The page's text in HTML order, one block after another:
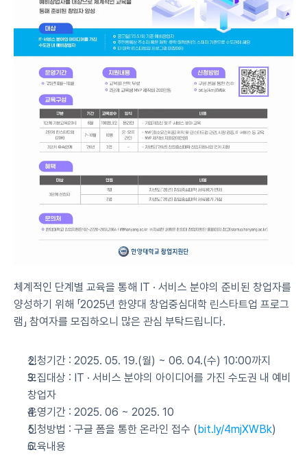
체계적인 단계별 교육을 통해 IT · 서비스 분야의 준비된 창업자를
양성하기 위해 「2025년 한양대 창업중심대학 린스타트업 프로그
램」 참여자를 모집하오니 많은 관심 부탁드립니다.
신청기간 : 2025. 05. 19.(월) ~ 06. 04.(수) 10:00까지
모집대상 : IT · 서비스 분야의 아이디어를 가진 수도권 내 예비
창업자
운영기간 : 2025. 06 ~ 2025. 10
신청방법 : 구글 폼을 통한 온라인 접수 ( bit.ly/4mjXWBk)
교육내용